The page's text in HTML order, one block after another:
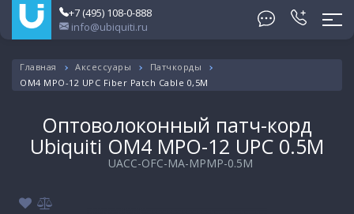
+7 (495) 108-0-888
info@ubiquiti.ru
Главная Аксессуары
Патчкорды
OM4 MPO-12 UPC Fiber Patch Cable 0,5M
Оптоволоконный патч-корд
Ubiquiti OM4 MPO-12 UPC 0.5M
UACC-OFC-MA-MPMP-0.5M